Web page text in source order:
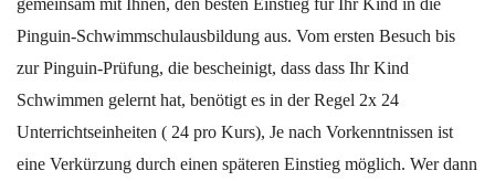
gemeinsam mit Ihnen, den besten Einstieg für Ihr Kind in die
Pinguin-Schwimmschulausbildung aus. Vom ersten Besuch bis
zur Pinguin-Prüfung, die bescheinigt, dass dass Ihr Kind
Schwimmen gelernt hat, benötigt es in der Regel 2x 24
Unterrichtseinheiten ( 24 pro Kurs), Je nach Vorkenntnissen ist
eine Verkürzung durch einen späteren Einstieg möglich. Wer dann